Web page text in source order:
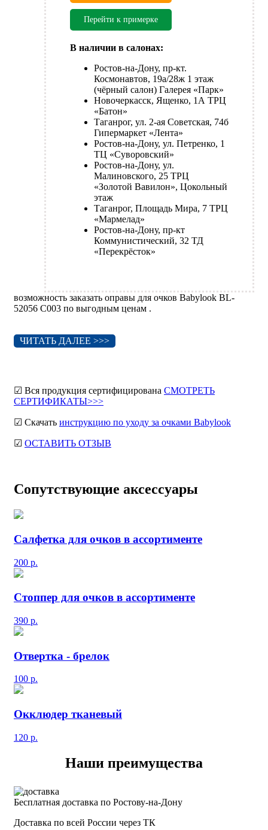
Перейти к примерке
В наличии в салонах:
Ростов-на-Дону, пр-кт.
Космонавтов, 19а/28ж 1 этаж
(чёрный салон) Галерея «Парк»
Новочеркасск, Ященко, 1А ТРЦ
«Батон»
Таганрог, ул. 2-ая Советская, 74б
Гипермаркет «Лента»
Ростов-на-Дону, ул. Петренко, 1
ТЦ «Суворовский»
Ростов-на-Дону, ул.
Малиновского, 25 ТРЦ
«Золотой Вавилон», Цокольный
этаж
Таганрог, Площадь Мира, 7 ТРЦ
«Мармелад»
Ростов-на-Дону, пр-кт
Коммунистический, 32 ТД
«Перекрёсток»
возможность заказать оправы для очков Babylook BL-
52056 C003 по выгодным ценам .
ЧИТАТЬ ДАЛЕЕ >>>
☑ Вся продукция сертифицирована СМОТРЕТЬ
СЕРТИФИКАТЫ>>>
☑ Скачать инструкцию по уходу за очками Babylook
☑ ОСТАВИТЬ ОТЗЫВ
Сопутствующие аксессуары
Салфетка для очков в ассортименте
200 р.
Стоппер для очков в ассортименте
390 р.
Отвертка - брелок
100 р.
Окклюдер тканевый
120 р.
Наши преимущества
Бесплатная доставка по Ростову-на-Дону
Доставка по всей России через ТК